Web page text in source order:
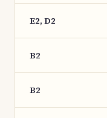
E2, D2
B2
B2